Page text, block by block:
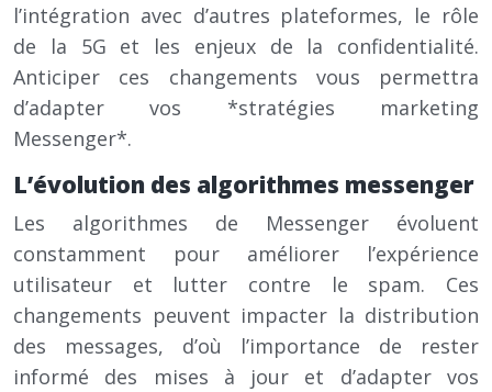
l’intégration avec d’autres plateformes, le rôle
de la 5G et les enjeux de la confidentialité.
Anticiper ces changements vous permettra
d’adapter vos *stratégies marketing
Messenger*.
L’évolution des algorithmes messenger
Les algorithmes de Messenger évoluent
constamment pour améliorer l’expérience
utilisateur et lutter contre le spam. Ces
changements peuvent impacter la distribution
des messages, d’où l’importance de rester
informé des mises à jour et d’adapter vos